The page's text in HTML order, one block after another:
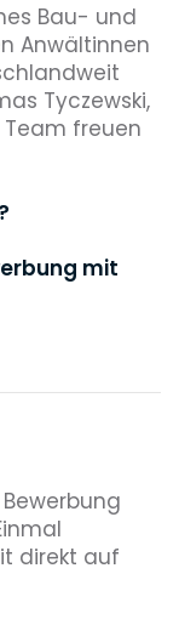
Bau- und
Anwältinnen
Tyczewski,
Team freuen
mit
direkt auf